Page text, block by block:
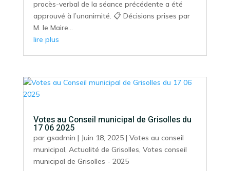
procès-verbal de la séance précédente a été
approuvé à l’unanimité. 📋 Décisions prises par
M. le Maire...
lire plus
Votes au Conseil municipal de Grisolles du
17 06 2025
par gsadmin | Juin 18, 2025| Votes au conseil
municipal, Actualité de Grisolles, Votes conseil
municipal de Grisolles - 2025